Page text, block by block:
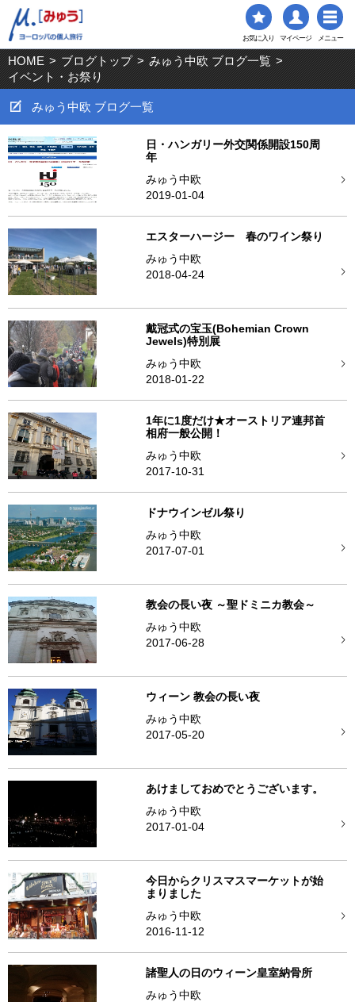
お気に入り マイページ メニュー
HOME > ブログトップ > みゅう中欧 ブログ一覧 >
イベント・お祭り
みゅう中欧 ブログ一覧
日・ハンガリー外交関係開設150周
年
みゅう中欧
2019-01-04
エスターハージー 春のワイン祭り
みゅう中欧
2018-04-24
戴冠式の宝玉(Bohemian Crown
Jewels)特別展
みゅう中欧
2018-01-22
1年に1度だけ★オーストリア連邦首
相府一般公開！
みゅう中欧
2017-10-31
ドナウインゼル祭り
みゅう中欧
2017-07-01
教会の長い夜 ～聖ドミニカ教会～
みゅう中欧
2017-06-28
ウィーン 教会の長い夜
みゅう中欧
2017-05-20
あけましておめでとうございます。
みゅう中欧
2017-01-04
今日からクリスマスマーケットが始
まりました
みゅう中欧
2016-11-12
諸聖人の日のウィーン皇室納骨所
みゅう中欧